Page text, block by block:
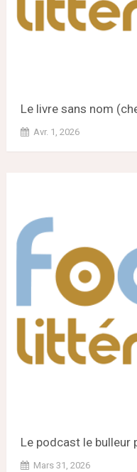
Le livre sans nom
Avr. 1, 2026
Le podcast le bulleur
Mars 31, 2026